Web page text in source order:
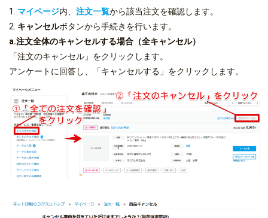
1. マイページ内、 注文一覧から該当注文を確認します。
2. キャンセルボタンから手続きを行います。
a.注文全体のキャンセルする場合（全キャンセル）
「注文のキャンセル」をクリックします。
アンケートに回答し、「キャンセルする」をクリックします。